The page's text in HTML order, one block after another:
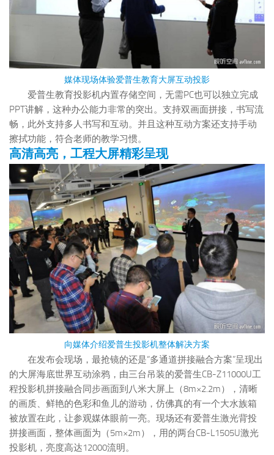
媒体现场体验爱普生教育大屏互动投影
爱普生教育投影机内置存储空间，无需PC也可以独立完成
PPT讲解，这种办公能力非常的突出。支持双画面拼接，书写流
畅，此外支持多人书写和互动。并且这种互动方案还支持手动
擦拭功能，符合老师的教学习惯。
高清高亮，工程大屏精彩呈现
向媒体介绍爱普生投影机整体解决方案
在发布会现场，最抢镜的还是“多通道拼接融合方案”呈现出
的大屏海底世界互动涂鸦，由三台吊装的爱普生CB-Z11000U工
程投影机拼接融合同步画面到八米大屏上（8m×2.2m），清晰
的画质、鲜艳的色彩和鱼儿的游动，仿佛真的有一个大水族箱
被放置在此，让参观媒体眼前一亮。现场还有爱普生激光背投
拼接画面，整体画面为（5m×2m），用的两台CB-L1505U激光
投影机，亮度高达12000流明。